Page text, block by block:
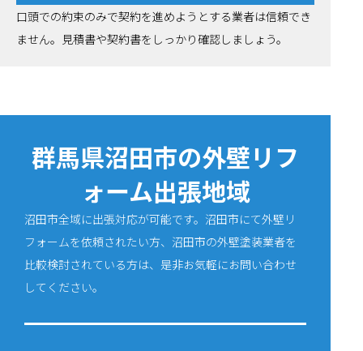
口頭での約束のみで契約を進めようとする業者は信頼でき
ません。見積書や契約書をしっかり確認しましょう。
群馬県沼田市の外壁リフ
ォーム出張地域
沼田市全域に出張対応が可能です。沼田市にて外壁リ
フォームを依頼されたい方、沼田市の外壁塗装業者を
比較検討されている方は、是非お気軽にお問い合わせ
してください。